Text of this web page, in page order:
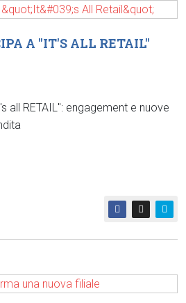
A "IT'S ALL RETAIL"
all RETAIL": engagement e nuove